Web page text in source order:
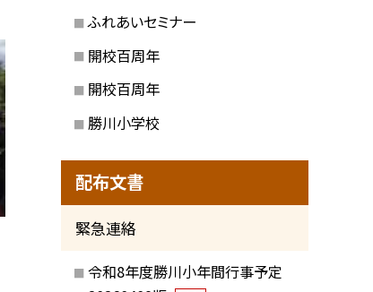
ふれあいセミナー
開校百周年
開校百周年
勝川小学校
配布文書
緊急連絡
令和8年度勝川小年間行事予定